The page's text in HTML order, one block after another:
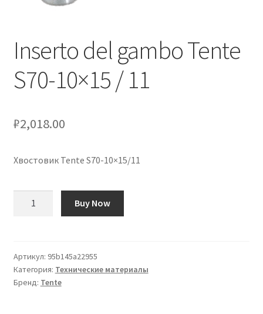
Inserto del gambo Tente
S70-10×15 / 11
₽2,018.00
Хвостовик Tente S70-10×15/11
gambo
Tente
S70-
Buy Now
Артикул: 95b145a22955
Категория: Технические материалы
Бренд: Tente